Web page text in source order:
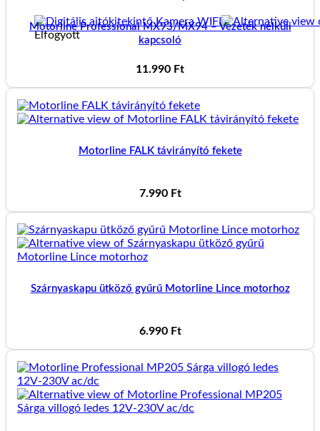
Elfogyott
Motorline Professional MX93/MX94 – Vezeték nélküli
kapcsoló
11.990 Ft
Motorline FALK távirányító fekete
7.990 Ft
Szárnyaskapu ütköző gyűrű Motorline Lince motorhoz
6.990 Ft